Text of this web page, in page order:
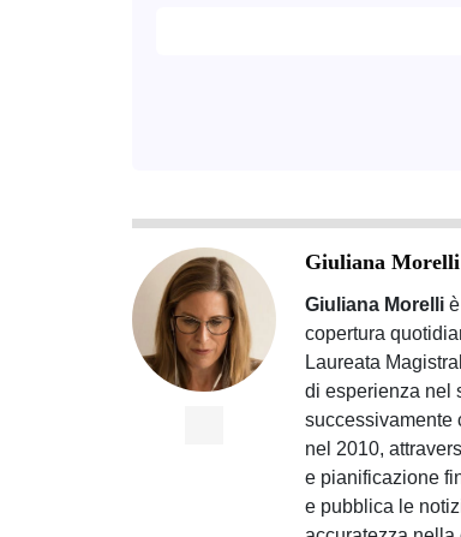
Giuliana Morelli
Giuliana Morelliè
copertura
Laureata
di esperienza nel
successivamente
nel 2010,
e pianificazione
e pubblica le